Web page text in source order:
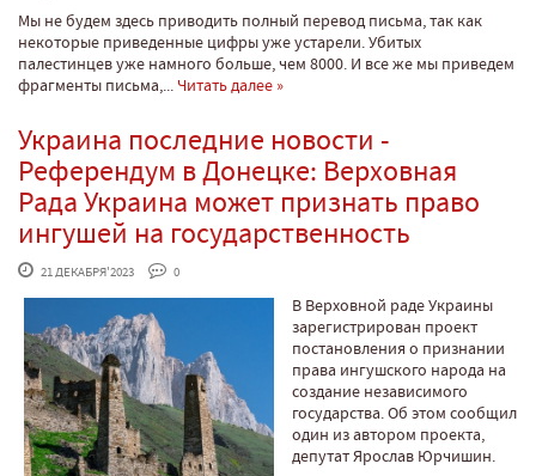
Мы не будем здесь приводить полный перевод письма, так как
некоторые приведенные цифры уже устарели. Убитых
палестинцев уже намного больше, чем 8000. И все же мы приведем
фрагменты письма,... Читать далее »
Украина последние новости -
Референдум в Донецке: Верховная
Рада Украина может признать право
ингушей на государственность
21 ДЕКАБРЯ'2023 0
В Верховной раде Украины
зарегистрирован проект
постановления о признании
права ингушского народа на
создание независимого
государства. Об этом сообщил
один из автором проекта,
депутат Ярослав Юрчишин.